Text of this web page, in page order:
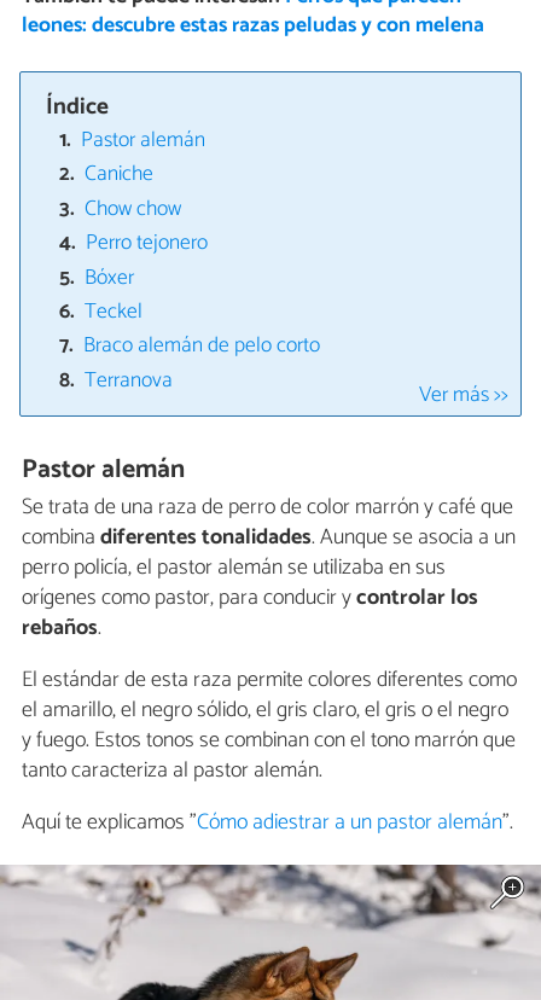
leones: descubre estas razas peludas y con melena
Índice
Pastor alemán
Caniche
Chow chow
Perro tejonero
Bóxer
Teckel
Braco alemán de pelo corto
Terranova
Ver más >>
Pastor alemán
Se trata de una raza de perro de color marrón y café que
combinadiferentes tonalidades. Aunque se asocia a un
perro policía, el pastor alemán se utilizaba en sus
orígenes como pastor, para conducir ycontrolar los
rebaños.
El estándar de esta raza permite colores diferentes como
el amarillo, el negro sólido, el gris claro, el gris o el negro
y fuego. Estos tonos se combinan con el tono marrón que
tanto caracteriza al pastor alemán.
Aquí te explicamos "Cómo adiestrar a un pastor alemán".